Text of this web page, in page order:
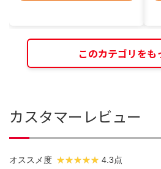
このカテゴリをも
カスタマーレビュー
オススメ度 4.3点